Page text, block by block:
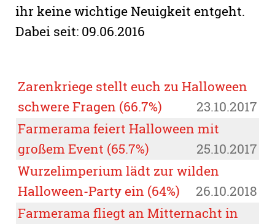
ihr keine wichtige Neuigkeit entgeht.
Dabei seit: 09.06.2016
Zarenkriege stellt euch zu Halloween
schwere Fragen (66.7%)
23.10.2017
Farmerama feiert Halloween mit
großem Event (65.7%)
25.10.2017
Wurzelimperium lädt zur wilden
Halloween-Party ein (64%)
26.10.2018
Farmerama fliegt an Mitternacht in